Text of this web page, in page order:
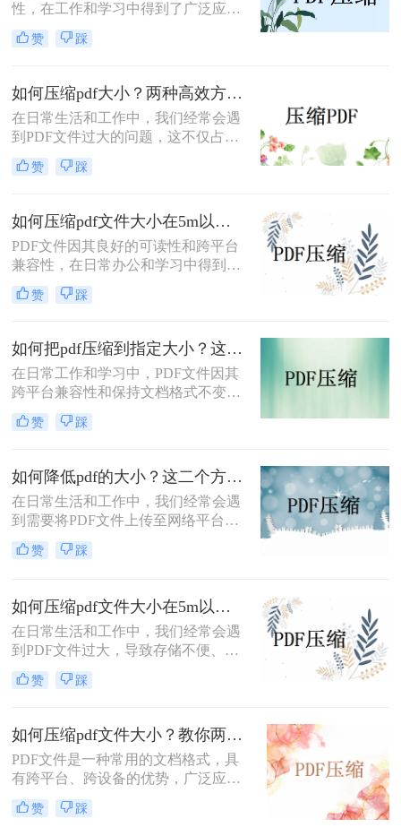
性，在工作和学习中得到了广泛应
用。然而，有时PDF文件过大，会给
传输和存储带来不便。那么如何压缩
PDF文件大小的方法，帮助用户轻松
减小PDF文件的大小。
赞 踩
如何压缩pdf大小？两种高效方法详解！
在日常生活和工作中，我们经常会遇
到PDF文件过大的问题，这不仅占用
了大量的存储空间，还降低了文件的
传输效率。因此，掌握几种有效的
何压缩pdf大小呢？本文将介绍两种常
用的PDF压缩方法，以帮助您更好地
压缩PDF文件。
赞 踩
如何压缩pdf文件大小在5m以内？分享二个实用压缩方法！
PDF文件因其良好的可读性和跨平台
兼容性，在日常办公和学习中得到了
广泛应用。然而，有时过大的PDF文
件会给传输和存储带来不便。那么如
文将介绍两种实用的方法，帮助你将
PDF文件大小压缩到5M以内。
赞 踩
如何把pdf压缩到指定大小？这3种压缩方法操作起来很简单!！
在日常工作和学习中，PDF文件因其
跨平台兼容性和保持文档格式不变的
特点而广受欢迎。然而，随着文件内
容的增加，PDF文件的大小也会相应
间，还可能影响文件的传输速度。因
此，将PDF文件压缩到指定大小成为
了一个常见的需求。那么如何把pdf压
缩到指定大小呢？本文将详细介绍几
种方法，帮助你将PDF文件压缩到所
需的大小。
赞 踩
如何降低pdf的大小？这二个方法帮你搞定！
在日常生活和工作中，我们经常会遇
到需要将PDF文件上传至网络平台或
发送给他人的情况。然而，有时PDF
文件的大小可能超过平台或邮箱的限
降低pdf的大小呢？本文将介绍二种将
PDF文件缩小的方法，帮助您轻松解
决PDF文件过大的问题。
赞 踩
如何压缩pdf文件大小在5m以内？这3个方法可以实现！
在日常生活和工作中，我们经常会遇
到PDF文件过大，导致存储不便、传
输缓慢或无法满足特定平台上传要求
的问题。将PDF文件压缩至5MB以
高文件处理效率。那么如何压缩pdf文
件大小在5m以内呢？下面将为您介绍
几种简单有效的方法，帮助您轻松实
现PDF文件的压缩。
赞 踩
如何压缩pdf文件大小？教你两招，一键释放80％体积！
PDF文件是一种常用的文档格式，具
有跨平台、跨设备的优势，广泛应用
于各种场景。然而，有时候我们会发
现PDF文件过大，不仅占用了过多的
赞 踩